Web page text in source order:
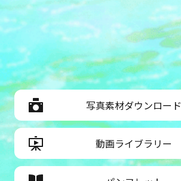
写真素材ダウンロード
動画ライブラリー